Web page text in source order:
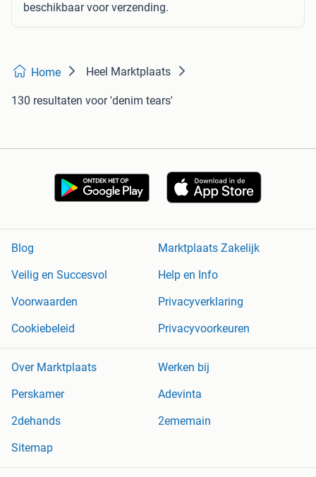
beschikbaar voor verzending.
Home Heel Marktplaats
130 resultaten voor 'denim tears'
Blog
Marktplaats Zakelijk
Veilig en Succesvol
Help en Info
Voorwaarden
Privacyverklaring
Cookiebeleid
Privacyvoorkeuren
Over Marktplaats
Werken bij
Perskamer
Adevinta
2dehands
2ememain
Sitemap